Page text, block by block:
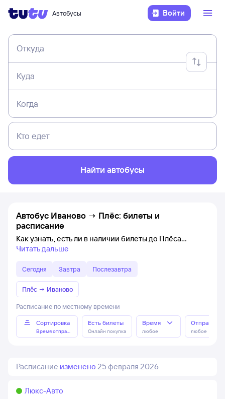
Автобусы Войти
Откуда
Куда
Когда
Кто едет
Найти автобусы
Автобус Иваново → Плёс: билеты и
расписание
Как узнать, есть ли в наличии билеты до Плёса
Читать дальше
Сегодня Завтра Послезавтра
Плёс → Иваново
Расписание по местному времени
Сортировка
Время отправления
Есть билеты
Онлайн покупка
Время
любое любое
Расписание изменено 25 февраля 2026
Люкс-Авто